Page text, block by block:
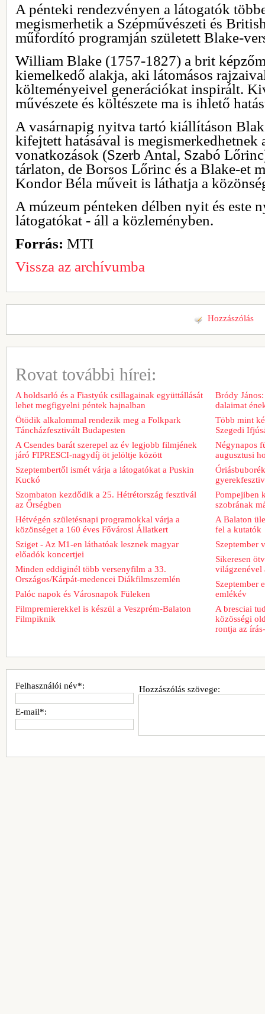
A pénteki rendezvényen a látogatók
megismerhetik a Szépművészeti és
műfordító programján született Blake-
William Blake (1757-1827) a brit
kiemelkedő alakja, aki látomásos
költeményeivel generációkat inspirált.
művészete és költészete ma is ihlető
A vasárnapig nyitva tartó kiállításon
kifejtett hatásával is
vonatkozások (Szerb Antal, Szabó
tárlaton, de Borsos Lőrinc és a Blake-et
Kondor Béla műveit is láthatja a
A múzeum pénteken délben nyit és este
látogatókat - áll a közleményben.
Forrás: MTI
Vissza az archívumba
Hozzászólás
Rovat további hírei:
A holdsarló és a Fiastyúk csillagainak együttállását
lehet megfigyelni péntek hajnalban
Ötödik alkalommal rendezik meg a Folkpark
Táncházfesztivált Budapesten
A Csendes barát szerepel az év legjobb filmjének
járó FIPRESCI-nagydíj öt jelöltje között
Szeptembertől ismét várja a látogatókat a Puskin
Kuckó
Szombaton kezdődik a 25. Hétrétország fesztivál
az Őrségben
Hétvégén születésnapi programokkal várja a
közönséget a 160 éves Fővárosi Állatkert
Sziget - Az M1-en láthatóak lesznek magyar
előadók koncertjei
Minden eddiginél több versenyfilm a 33.
Országos/Kárpát-medencei Diákfilmszemlén
Palóc napok és Városnapok Füleken
Filmpremierekkel is készül a Veszprém-Balaton
Filmpiknik
Bródy
dalaimat
Több mint
Szegedi
Négynapos
augusztusi
Pompejiben
szobrának
A Balaton
fel a kutatók
Szeptember
Sikeresen
világzenével
Szeptember
emlékév
A bresciai
közösségi
rontja az
Hozzászólás szövege:
Felhasználói név*:
E-mail*: